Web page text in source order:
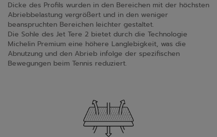
Dicke des Profils wurden in den Bereichen mit der höchsten
Abriebbelastung vergrößert und in den weniger
beanspruchten Bereichen leichter gestaltet.
Die Sohle des Jet Tere 2 bietet durch die Technologie
Michelin Premium eine höhere Langlebigkeit, was die
Abnutzung und den Abrieb infolge der spezifischen
Bewegungen beim Tennis reduziert.